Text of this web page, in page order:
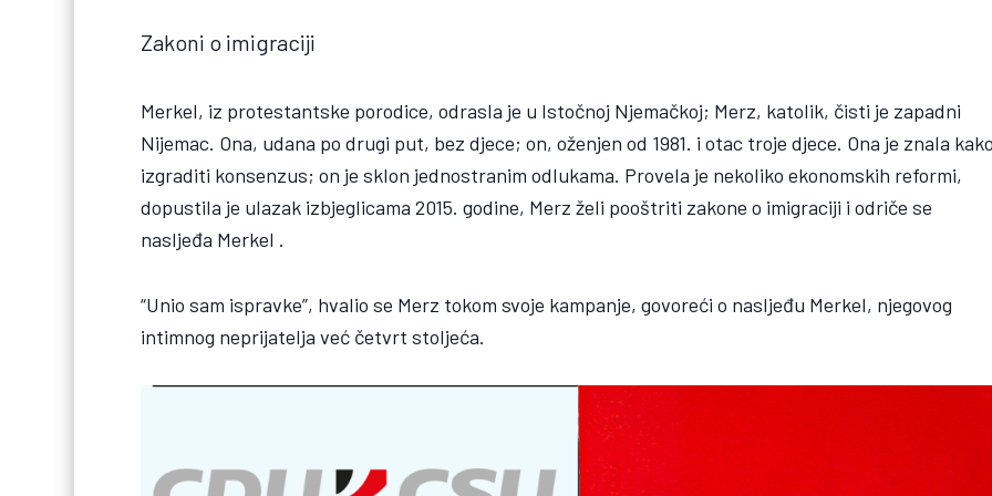
Zakoni o imigraciji
Merkel, iz protestantske porodice, odrasla je u Istočnoj Njemačkoj; Merz, katolik, čisti je zapadni
Nijemac. Ona, udana po drugi put, bez djece; on, oženjen od 1981. i otac troje djece. Ona je znala
izgraditi konsenzus; on je sklon jednostranim odlukama. Provela je nekoliko ekonomskih reformi,
dopustila je ulazak izbjeglicama 2015. godine, Merz želi pooštriti zakone o imigraciji i odriče se
nasljeđa Merkel .
“Unio sam ispravke”, hvalio se Merz tokom svoje kampanje, govoreći o nasljeđu Merkel, njegovog
intimnog neprijatelja već četvrt stoljeća.